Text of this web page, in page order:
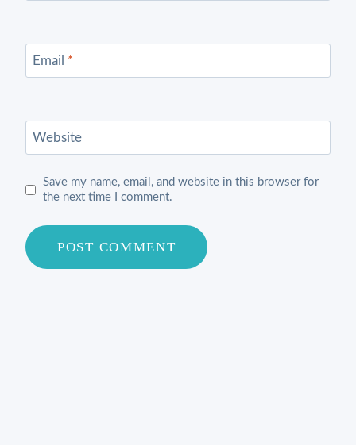
Email *
Website
Save my name, email, and website in this browser for
the next time I comment.